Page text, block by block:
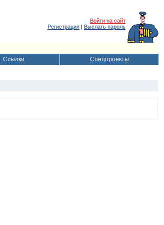
Войти на сайт
Регистрация | Выслать пароль
Ссылки Спецпроекты